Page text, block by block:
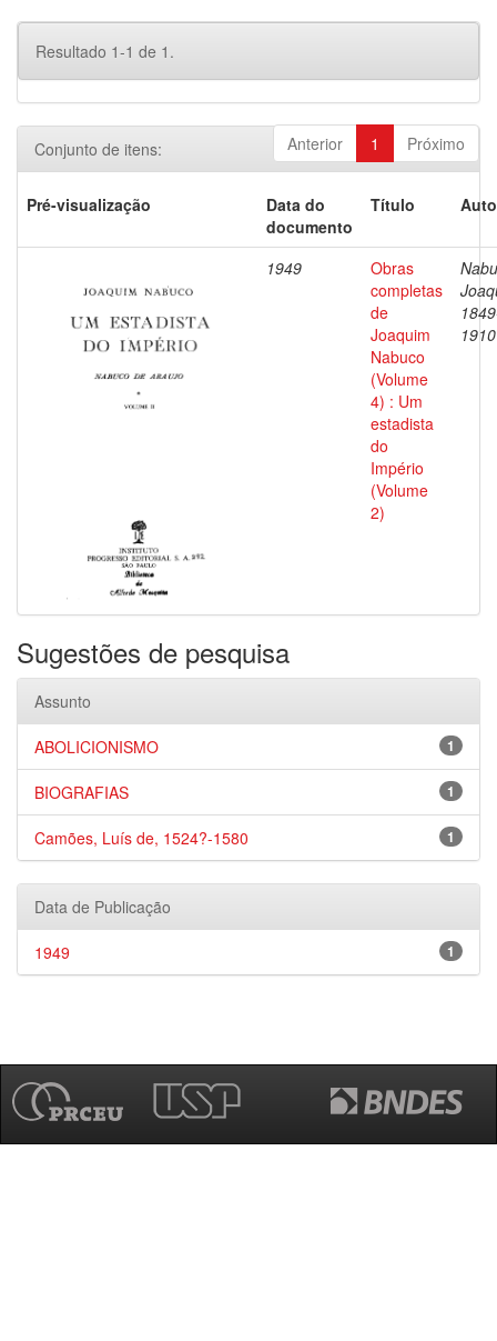
Resultado 1-1 de 1.
Anterior 1 Próximo
Conjunto de itens:
Pré-visualização
Data do
documento
Título
1949
Obras
completas
de
Joaquim
Nabuco
(Volume
4) : Um
estadista
do
Império
(Volume
2)
1910
Sugestões de pesquisa
Assunto
1
ABOLICIONISMO
1
BIOGRAFIAS
1
Camões, Luís de, 1524?-1580
Data de Publicação
1
1949